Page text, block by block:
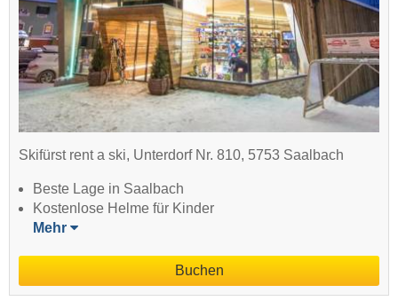
Skifürst rent a ski, Unterdorf Nr. 810, 5753 Saalbach
Beste Lage in Saalbach
Kostenlose Helme für Kinder
Mehr
Buchen